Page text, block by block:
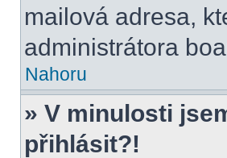
mailová adresa,
administrátora
Nahoru
» V minulosti
přihlásit?!